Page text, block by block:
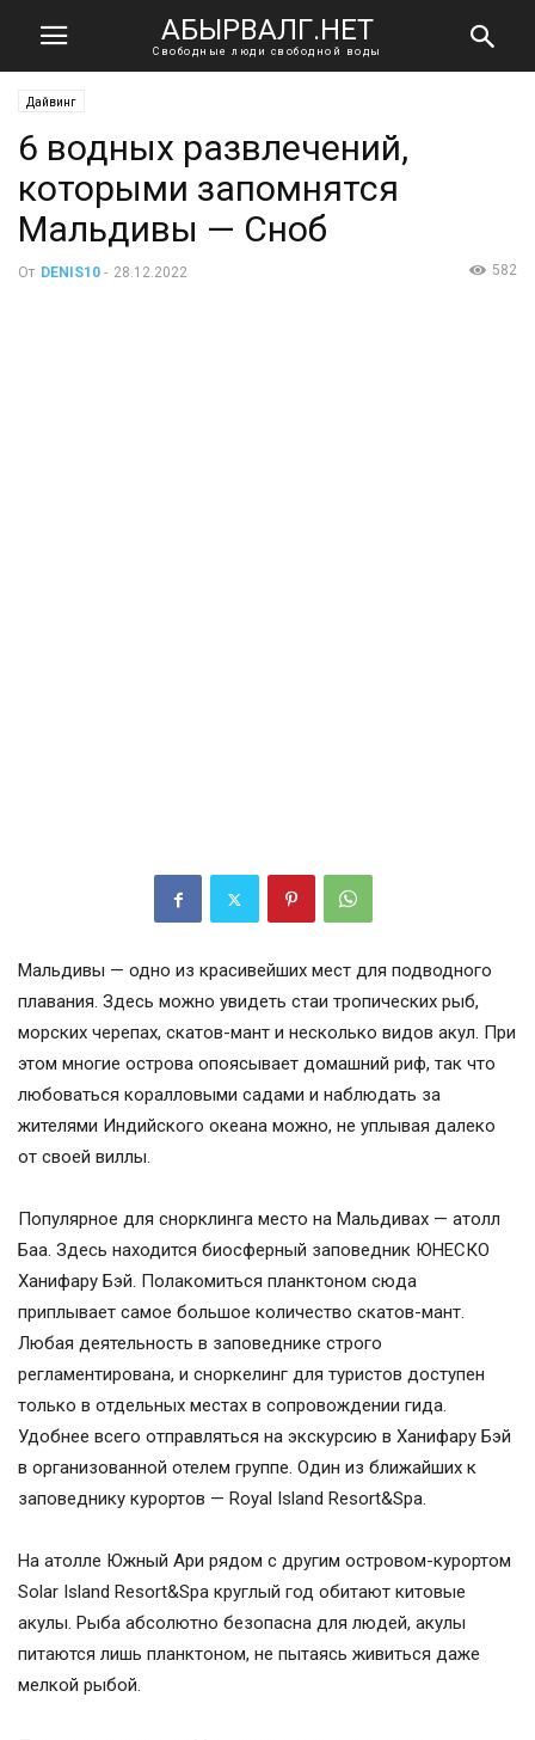
АБЫРВАЛГ.НЕТ
Свободные люди свободной воды
Дайвинг
6 водных развлечений,
которыми запомнятся
Мальдивы — Сноб
От DENIS10 - 28.12.2022 582
Мальдивы — одно из красивейших мест для подводного
плавания. Здесь можно увидеть стаи тропических рыб,
морских черепах, скатов-мант и несколько видов акул. При
этом многие острова опоясывает домашний риф, так что
любоваться коралловыми садами и наблюдать за
жителями Индийского океана можно, не уплывая далеко
от своей виллы.
Популярное для снорклинга место на Мальдивах — атолл
Баа. Здесь находится биосферный заповедник ЮНЕСКО
Ханифару Бэй. Полакомиться планктоном сюда
приплывает самое большое количество скатов-мант.
Любая деятельность в заповеднике строго
регламентирована, и сноркелинг для туристов доступен
только в отдельных местах в сопровождении гида.
Удобнее всего отправляться на экскурсию в Ханифару Бэй
в организованной отелем группе. Один из ближайших к
заповеднику курортов — Royal Island Resort&Spa.
На атолле Южный Ари рядом с другим островом-курортом
Solar Island Resort&Spa круглый год обитают китовые
акулы. Рыба абсолютно безопасна для людей, акулы
питаются лишь планктоном, не пытаясь живиться даже
мелкой рыбой.